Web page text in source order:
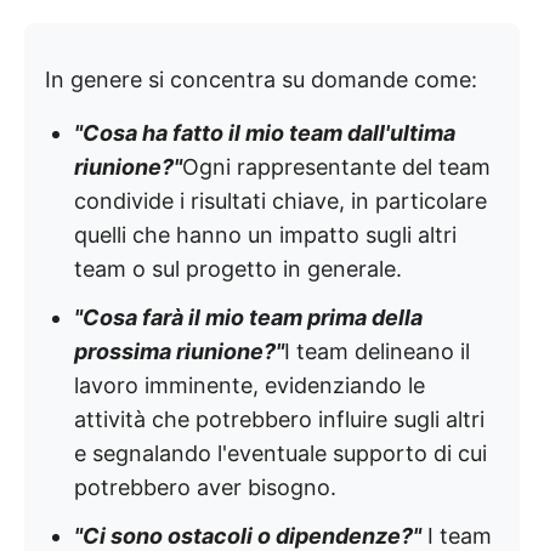
In genere si concentra su domande come:
"Cosa ha fatto il mio team dall'ultima
riunione?"Ogni rappresentante del team
condivide i risultati chiave, in particolare
quelli che hanno un impatto sugli altri
team o sul progetto in generale.
"Cosa farà il mio team prima della
prossima riunione?"I team delineano il
lavoro imminente, evidenziando le
attività che potrebbero influire sugli altri
e segnalando l'eventuale supporto di cui
potrebbero aver bisogno.
"Ci sono ostacoli o dipendenze?"I team